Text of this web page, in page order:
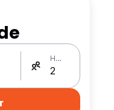
Hóspedes